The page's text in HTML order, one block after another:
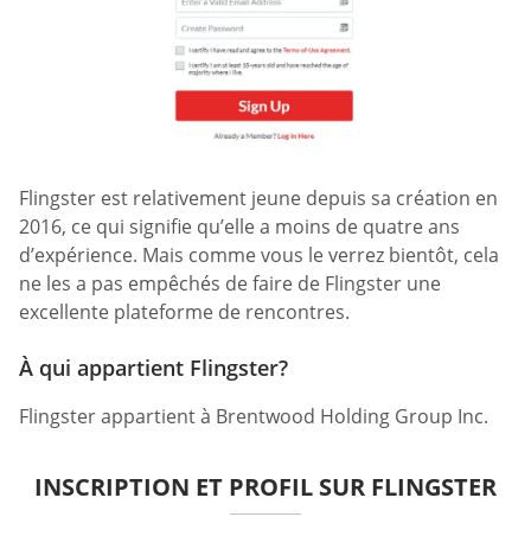
Flingster est relativement jeune depuis sa création en
2016, ce qui signifie qu’elle a moins de quatre ans
d’expérience. Mais comme vous le verrez bientôt, cela
ne les a pas empêchés de faire de Flingster une
excellente plateforme de rencontres.
À qui appartient Flingster?
Flingster appartient à Brentwood Holding Group Inc.
INSCRIPTION ET PROFIL SUR FLINGSTER